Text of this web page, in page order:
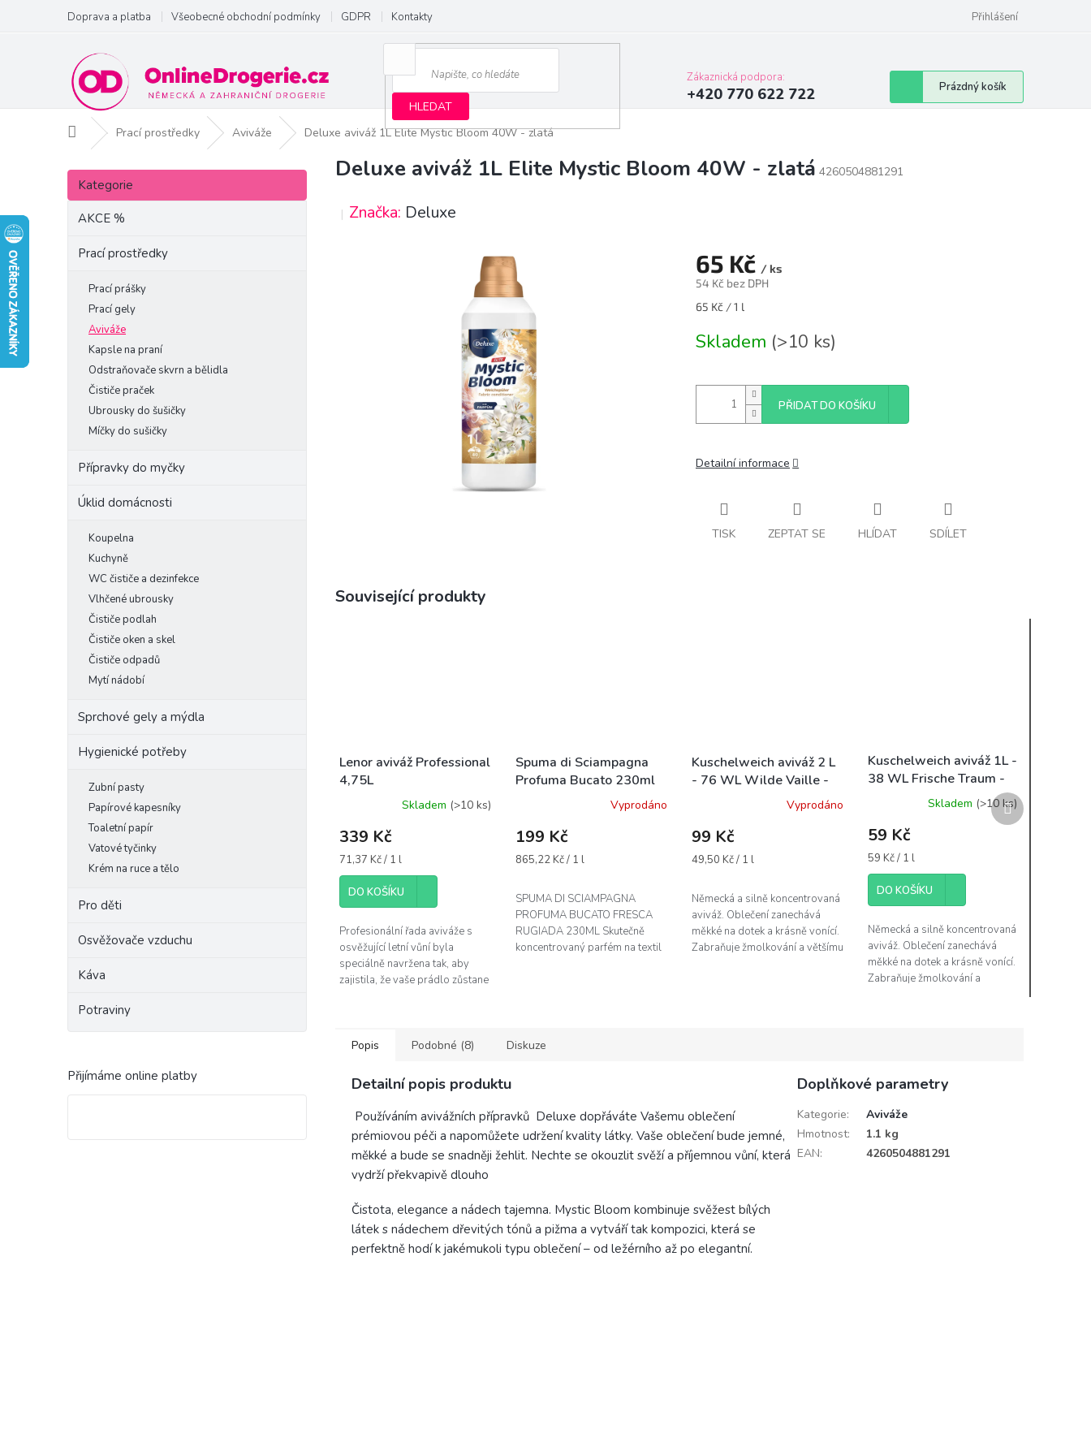
obsah
Doprava a platba Všeobecné obchodní podmínky GDPR Kontakty Přihlášení
HLEDAT
Zákaznická podpora:
+420 770 622 722
Nákupní
košík
Prázdný košík
Domů Prací prostředky Aviváže Deluxe aviváž 1L Elite Mystic Bloom 40W - zlatá
P
s
Přeskočit
kategorie
Kategorie
AKCE %
Prací prostředky
Prací prášky
Prací gely
Aviváže
Kapsle na praní
Odstraňovače skvrn a bělidla
Čističe praček
Ubrousky do šušičky
Míčky do sušičky
Přípravky do myčky
Úklid domácnosti
Koupelna
Kuchyně
WC čističe a dezinfekce
Vlhčené ubrousky
Čističe podlah
Čističe oken a skel
Čističe odpadů
Mytí nádobí
Sprchové gely a mýdla
Hygienické potřeby
Zubní pasty
Papírové kapesníky
Toaletní papír
Vatové tyčinky
Krém na ruce a tělo
Pro děti
Osvěžovače vzduchu
Káva
Potraviny
Přijímáme online platby
Deluxe aviváž 1L Elite Mystic Bloom 40W - zlatá 4260504881291
Značka: Deluxe
65 Kč / ks
54 Kč bez DPH
Měrná
65 Kč / 1 l
Skladem (>10 ks)
PŘIDAT DO KOŠÍKU
Detailní informace
TISK ZEPTAT SE HLÍDAT SDÍLET
Související produkty
Lenor aviváž Professional
4,75L
Geruchsentfernung -
Skladem (>10 ks)
339 Kč
Měrná
cena:
71,37 Kč / 1 l
DO KOŠÍKU
Profesionální řada aviváže s
osvěžující letní vůní byla
speciálně navržena tak, aby
zajistila, že vaše prádlo zůstane
Spuma di Sciampagna
Profuma Bucato 230ml
Fresca Rugiada parfém
Vyprodáno
199 Kč
Měrná
865,22 Kč / 1 l
SPUMA DI SCIAMPAGNA
PROFUMA BUCATO FRESCA
RUGIADA 230ML Skutečně
koncentrovaný parfém na textil
Kuschelweich aviváž 2 L
- 76 WL Wilde Vaille -
Vyprodáno
99 Kč
Měrná
49,50 Kč / 1 l
Německá a silně koncentrovaná
aviváž. Oblečení zanechává
měkké na dotek a krásně vonící.
Zabraňuje žmolkování a většímu
Kuschelweich aviváž 1L -
38 WL Frische Traum -
Skladem (>10 ks)
59 Kč
Měrná
cena:
59 Kč / 1 l
DO KOŠÍKU
Německá a silně koncentrovaná
aviváž. Oblečení zanechává
měkké na dotek a krásně vonící.
Zabraňuje žmolkování a
Další
produkt
Popis Podobné (8) Diskuze
Detailní popis produktu
Používáním avivážních přípravků Deluxe dopřáváte Vašemu oblečení
prémiovou péči a napomůžete udržení kvality látky. Vaše oblečení bude jemné,
měkké a bude se snadněji žehlit. Nechte se okouzlit svěží a příjemnou vůní, která
vydrží překvapivě dlouho
Čistota, elegance a nádech tajemna. Mystic Bloom kombinuje svěžest bílých
látek s nádechem dřevitých tónů a pižma a vytváří tak kompozici, která se
perfektně hodí k jakémukoli typu oblečení – od ležérního až po elegantní.
Doplňkové parametry
Kategorie:
Aviváže
Hmotnost:
1.1 kg
EAN: 4260504881291